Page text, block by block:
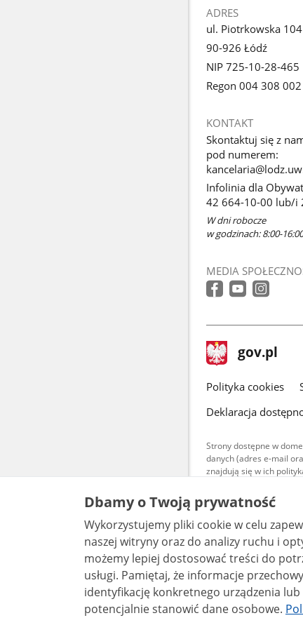
ADRES
ul. Piotrkowska 104
90-926 Łódź
NIP 725-10-28-465
Regon 004 308 002
KONTAKT
Skontaktuj się z
pod numerem:
Infolinia dla
42 664-10-00 lub/i
W dni robocze
w godzinach: 8:00-16:00
MEDIA
stopka
gov.pl Strona
gov.pl
gov.pl
Polityka cookies
Deklaracja
Strony dostępne w
danych (adres e-mail
znajdują się w ich
Treści
są
bez
Dbamy o Twoją prywatność
Wykorzystujemy pliki cookie w celu
naszej witryny oraz do analizy ruchu i
możemy lepiej dostosować treści do
usługi. Pamiętaj, że informacje przechowywane w plikach cookie mogą pozwalać na
identyfikację konkretnego urządzenia
potencjalnie stanowić dane osobowe.